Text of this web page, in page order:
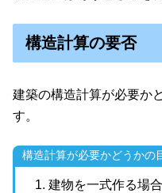
構造計算の要否
建築の構造計算が必要か
す。
構造計算が必要かどうかの
建物を一式作る場合